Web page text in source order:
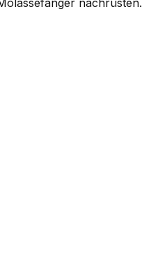
nachrüsten.